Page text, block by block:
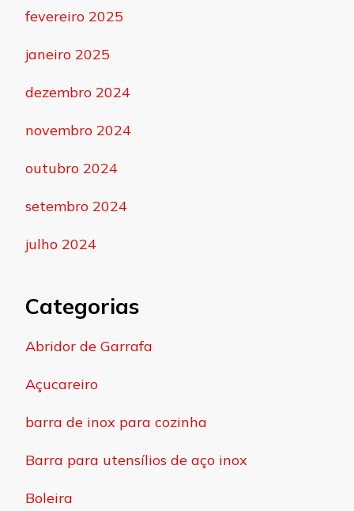
fevereiro 2025
janeiro 2025
dezembro 2024
novembro 2024
outubro 2024
setembro 2024
julho 2024
Categorias
Abridor de Garrafa
Açucareiro
barra de inox para cozinha
Barra para utensílios de aço inox
Boleira